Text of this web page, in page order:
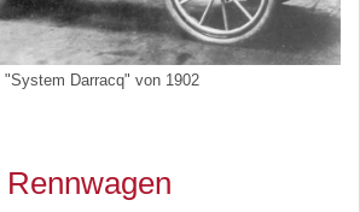
Darracq" von 1902